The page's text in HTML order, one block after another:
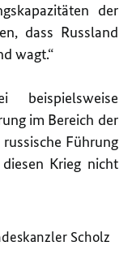
der
dass Russland
wagt.“
beispielsweise
im Bereich der
Führung
Krieg nicht
or source(s)
Scholz